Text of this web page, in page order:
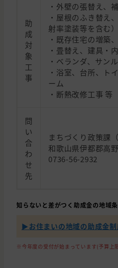
助
成
対
象
工
事
・外壁の張替え、
・屋根のふき替え
射率塗装等を含む）
・既存住宅の増築
・畳替え、建具・
・ベランダ、サン
・浴室、台所、ト
ーム
・断熱改修工事 等
問
い
合
わ
せ
先
まちづくり政策課
和歌山県伊都郡高
0736-56-2932
知らないと差がつく助成金の地域
▶︎お住まいの地域の助成金制
※今年度の受付が始まっています(予算上